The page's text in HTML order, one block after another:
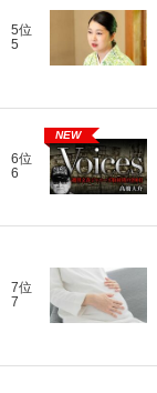
5位
5
6位
6
NEW
7位
7